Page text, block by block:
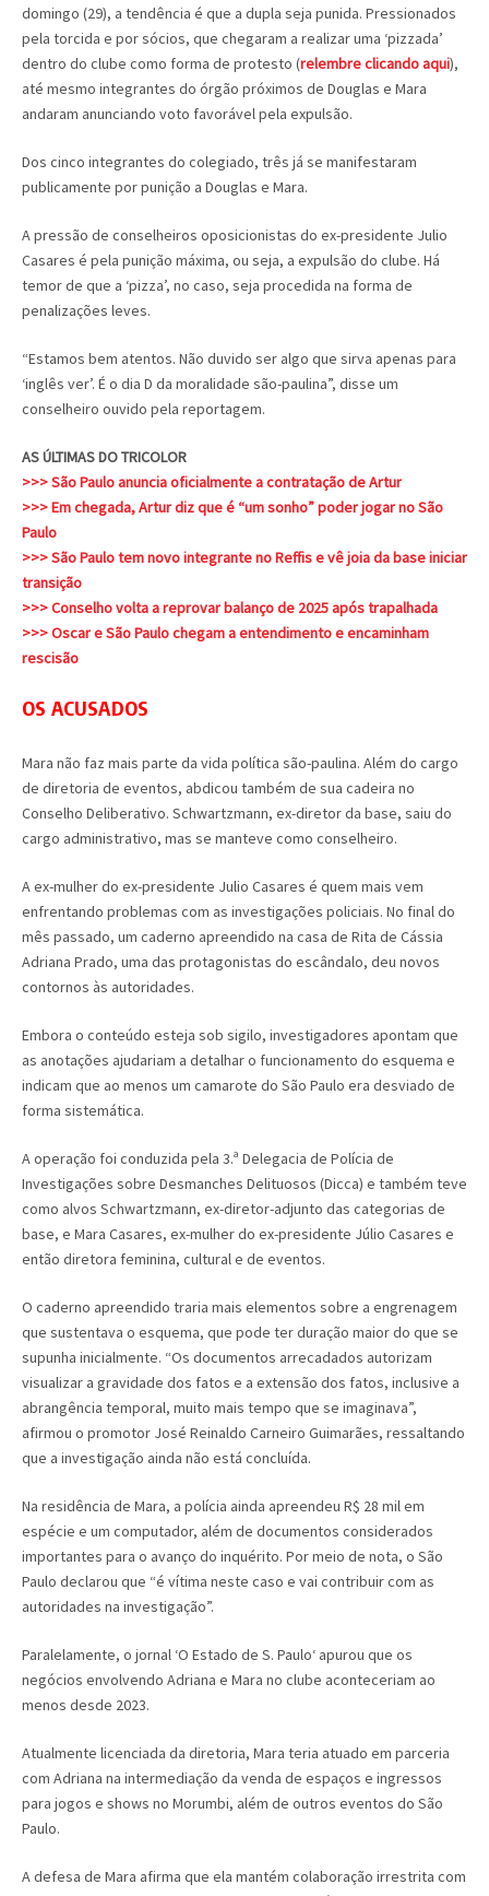
domingo (29), a tendência é que a dupla seja punida. Pressionados
pela torcida e por sócios, que chegaram a realizar uma ‘pizzada’
dentro do clube como forma de protesto (relembre clicando aqui),
até mesmo integrantes do órgão próximos de Douglas e Mara
andaram anunciando voto favorável pela expulsão.
Dos cinco integrantes do colegiado, três já se manifestaram
publicamente por punição a Douglas e Mara.
A pressão de conselheiros oposicionistas do ex-presidente Julio
Casares é pela punição máxima, ou seja, a expulsão do clube. Há
temor de que a ‘pizza’, no caso, seja procedida na forma de
penalizações leves.
“Estamos bem atentos. Não duvido ser algo que sirva apenas para
‘inglês ver’. É o dia D da moralidade são-paulina”, disse um
conselheiro ouvido pela reportagem.
AS ÚLTIMAS DO TRICOLOR
>>> São Paulo anuncia oficialmente a contratação de Artur
>>> Em chegada, Artur diz que é “um sonho” poder jogar no São
Paulo
>>> São Paulo tem novo integrante no Reffis e vê joia da base iniciar
transição
>>> Conselho volta a reprovar balanço de 2025 após trapalhada
>>> Oscar e São Paulo chegam a entendimento e encaminham
rescisão
OS ACUSADOS
Mara não faz mais parte da vida política são-paulina. Além do cargo
de diretoria de eventos, abdicou também de sua cadeira no
Conselho Deliberativo. Schwartzmann, ex-diretor da base, saiu do
cargo administrativo, mas se manteve como conselheiro.
A ex-mulher do ex-presidente Julio Casares é quem mais vem
enfrentando problemas com as investigações policiais. No final do
mês passado, um caderno apreendido na casa de Rita de Cássia
Adriana Prado, uma das protagonistas do escândalo, deu novos
contornos às autoridades.
Embora o conteúdo esteja sob sigilo, investigadores apontam que
as anotações ajudariam a detalhar o funcionamento do esquema e
indicam que ao menos um camarote do São Paulo era desviado de
forma sistemática.
A operação foi conduzida pela 3.ª Delegacia de Polícia de
Investigações sobre Desmanches Delituosos (Dicca) e também teve
como alvos Schwartzmann, ex-diretor-adjunto das categorias de
base, e Mara Casares, ex-mulher do ex-presidente Júlio Casares e
então diretora feminina, cultural e de eventos.
O caderno apreendido traria mais elementos sobre a engrenagem
que sustentava o esquema, que pode ter duração maior do que se
supunha inicialmente. “Os documentos arrecadados autorizam
visualizar a gravidade dos fatos e a extensão dos fatos, inclusive a
abrangência temporal, muito mais tempo que se imaginava”,
afirmou o promotor José Reinaldo Carneiro Guimarães, ressaltando
que a investigação ainda não está concluída.
Na residência de Mara, a polícia ainda apreendeu R$ 28 mil em
espécie e um computador, além de documentos considerados
importantes para o avanço do inquérito. Por meio de nota, o São
Paulo declarou que “é vítima neste caso e vai contribuir com as
autoridades na investigação”.
Paralelamente, o jornal ‘O Estado de S. Paulo‘ apurou que os
negócios envolvendo Adriana e Mara no clube aconteceriam ao
menos desde 2023.
Atualmente licenciada da diretoria, Mara teria atuado em parceria
com Adriana na intermediação da venda de espaços e ingressos
para jogos e shows no Morumbi, além de outros eventos do São
Paulo.
A defesa de Mara afirma que ela mantém colaboração irrestrita com